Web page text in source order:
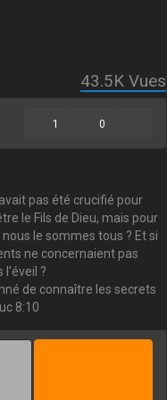
43.5K Vues
0
1
pas été crucifié pour
le Fils de Dieu, mais pour
le sommes tous ? Et si
ne concernaient pas
l'éveil ?
de connaître les secrets
8:10